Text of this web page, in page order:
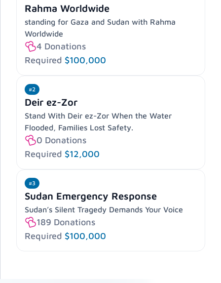
Rahma Worldwide
standing for Gaza and Sudan with Rahma
Worldwide
4 Donations
Required $100,000
#2
Deir ez-Zor
Stand With Deir ez-Zor When the Water
Flooded, Families Lost Safety.
0 Donations
Required $12,000
#3
Sudan Emergency Response
Sudan’s Silent Tragedy Demands Your Voice
189 Donations
Required $100,000